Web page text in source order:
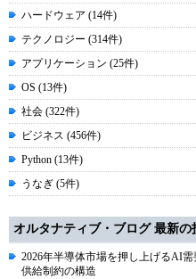
ハードウェア (14件)
テクノロジー (314件)
アプリケーション (25件)
OS (13件)
社会 (322件)
ビジネス (456件)
Python (13件)
うなぎ (5件)
オルタナティブ・ブログ 最新の
2026年半導体市場を押し上げるAI
供給制約の構造